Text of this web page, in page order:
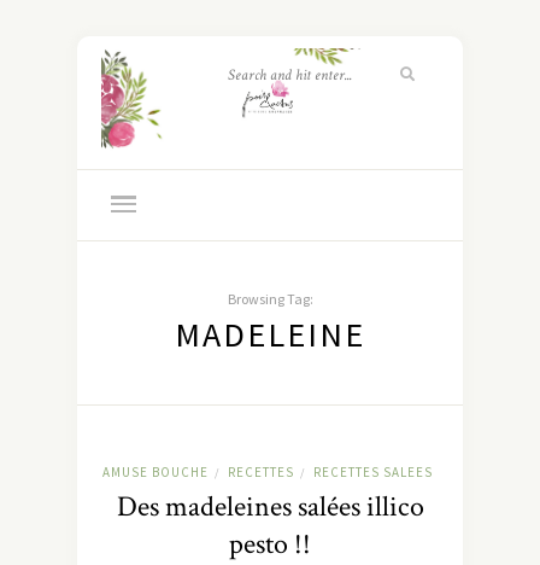
Browsing Tag:
MADELEINE
AMUSE BOUCHE / RECETTES / RECETTES SALEES
Des madeleines salées illico
pesto !!